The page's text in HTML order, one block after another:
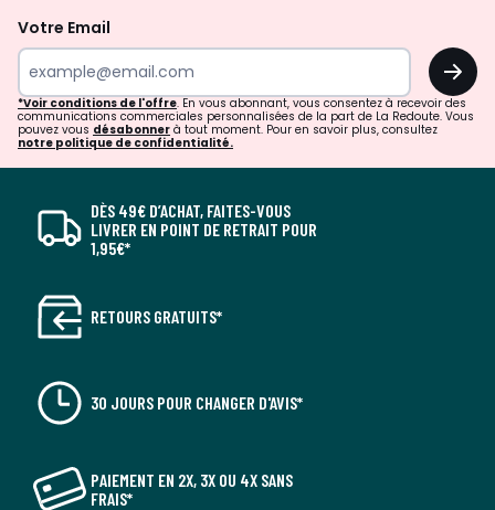
Votre Email
OK
*Voir conditions de l'offre. En vous abonnant, vous consentez à recevoir des
communications commerciales personnalisées de la part de La Redoute. Vous
pouvez vous désabonner à tout moment. Pour en savoir plus, consultez
notre politique de confidentialité.
DÈS 49€ D’ACHAT, FAITES-VOUS
LIVRER EN POINT DE RETRAIT POUR
1,95€*
RETOURS GRATUITS*
30 JOURS POUR CHANGER D'AVIS*
PAIEMENT EN 2X, 3X OU 4X SANS
FRAIS*